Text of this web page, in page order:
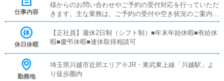
仕事内容
様からのお問い合わせやご予約の受付対応を行っていただ
きます。主な業務は、ご予約の受付や空き状況のご案内で
す。予約確定後は、キャストやドライバーへ内容を共有し
ていただきます。対応方法はマニュアルを完備しており、
先輩スタッフが丁寧にサポートしますので、業界未経験の
ャストの出勤情報の更新やイベント情報の掲載、求人ブロ
グの作成などが主な業務です。基本的には決められた項目
休日休暇
【正社員】週休2日制（シフト制）■年末年始休暇■有給休
暇■慶弔休暇■連休取得相談可
勤務地
埼玉県川越市近郊エリア※JR・東武東上線「川越駅」よ
り徒歩圏内